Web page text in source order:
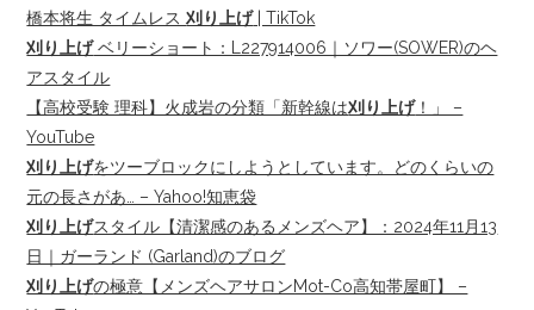
橋本将生 タイムレス刈り上げ| TikTok
刈り上げベリーショート：L227914006｜ソワー(SOWER)のヘ
アスタイル
【高校受験 理科】火成岩の分類「新幹線は刈り上げ！」 –
YouTube
刈り上げをツーブロックにしようとしています。どのくらいの
元の長さがあ… – Yahoo!知恵袋
刈り上げスタイル【清潔感のあるメンズヘア】：2024年11月13
日｜ガーランド (Garland)のブログ
刈り上げの極意【メンズヘアサロンMot-Co高知帯屋町】 –